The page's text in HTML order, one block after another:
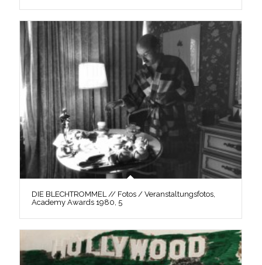
DIE BLECHTROMMEL // Fotos / Veranstaltungsfotos,
Academy Awards 1980, 5